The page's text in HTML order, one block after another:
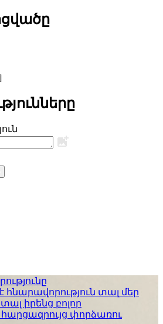
տալ մեր
տալ իրենց բոլոր
հարցազրույց փորձառու